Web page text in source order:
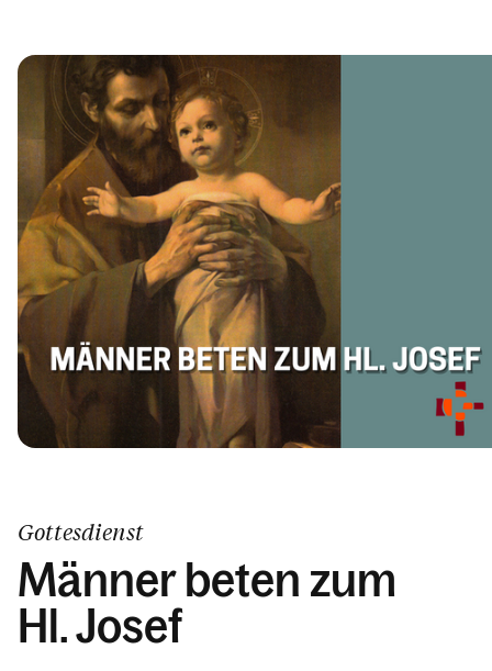
Gottesdienst
Männer beten zum
Hl. Josef